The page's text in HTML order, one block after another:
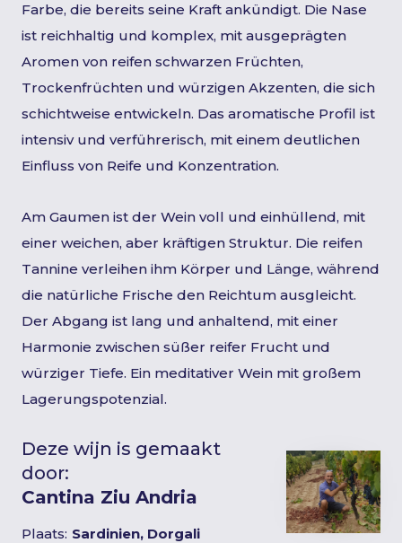
Farbe, die bereits seine Kraft ankündigt. Die Nase
ist reichhaltig und komplex, mit ausgeprägten
Aromen von reifen schwarzen Früchten,
Trockenfrüchten und würzigen Akzenten, die sich
schichtweise entwickeln. Das aromatische Profil ist
intensiv und verführerisch, mit einem deutlichen
Einfluss von Reife und Konzentration.
Am Gaumen ist der Wein voll und einhüllend, mit
einer weichen, aber kräftigen Struktur. Die reifen
Tannine verleihen ihm Körper und Länge, während
die natürliche Frische den Reichtum ausgleicht.
Der Abgang ist lang und anhaltend, mit einer
Harmonie zwischen süßer reifer Frucht und
würziger Tiefe. Ein meditativer Wein mit großem
Lagerungspotenzial.
Deze wijn is gemaakt
door:
Cantina Ziu Andria
Plaats: Sardinien, Dorgali